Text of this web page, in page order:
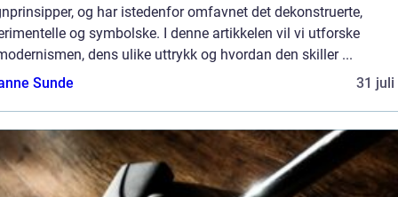
og har istedenfor omfavnet det dekonstruerte,
og symbolske. I denne artikkelen vil vi utforske
dens ulike uttrykk og hvordan den skiller ...
Sunde
31 juli